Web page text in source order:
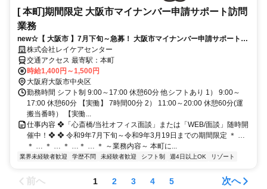
[ 本町]期間限定 大阪市マイナンバー申請サポート訪問
業務
new☆【 大阪市 】7月下旬～急募！ 大阪市マイナンバー申請サポート訪
問のお仕事 ★
株式会社レイケアセンター
交通アクセス 最寄駅：本町
時給1,400円～1,500円
大阪府大阪市中央区
勤務時間 シフト制 9:00～17:00 休憩60分 他シフトあり 1） 9:00～
17:00 休憩60分 【実働】 7時間00分 2） 11:00～20:00 休憩60分(運
搬当番時） 【実働...
仕事内容 ❖「心斎橋/当社オフィス面談」または「WEB/面談」随時開
催中！❖ ❖ 令和9年7月下旬～令和9年3月19日までの期間限定 ＊ …
＊ … ＊ … ＊ …＊ … ＊ ～業務内容～ 本町に...
業界未経験者歓迎 学歴不問 未経験者歓迎 シフト制 週4日以上OK リゾート
前へ 1 2 3 4 5 次へ